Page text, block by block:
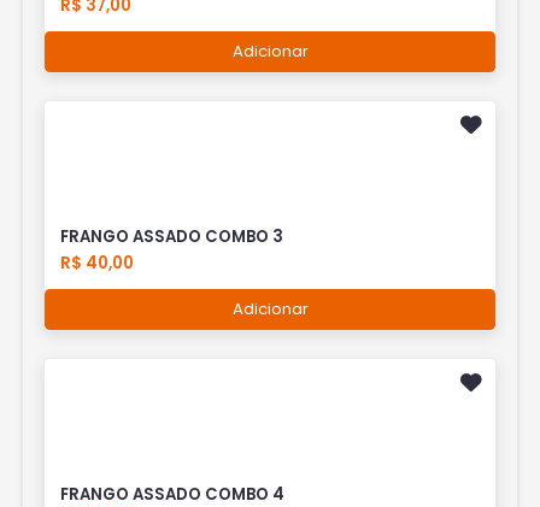
R$ 37,00
Adicionar
FRANGO ASSADO COMBO 3
R$ 40,00
Adicionar
FRANGO ASSADO COMBO 4